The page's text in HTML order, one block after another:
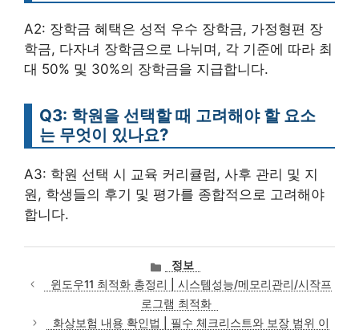
A2: 장학금 혜택은 성적 우수 장학금, 가정형편 장
학금, 다자녀 장학금으로 나뉘며, 각 기준에 따라 최
대 50% 및 30%의 장학금을 지급합니다.
Q3: 학원을 선택할 때 고려해야 할 요소
는 무엇이 있나요?
A3: 학원 선택 시 교육 커리큘럼, 사후 관리 및 지
원, 학생들의 후기 및 평가를 종합적으로 고려해야
합니다.
카
테
고
리
정보
윈도우11 최적화 총정리 | 시스템성능/메모리관리/시작프
로그램 최적화
화상보험 내용 확인법 | 필수 체크리스트와 보장 범위 이